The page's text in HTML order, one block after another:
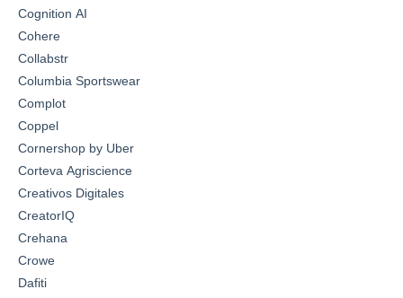
Cognition AI
Cohere
Collabstr
Columbia Sportswear
Complot
Coppel
Cornershop by Uber
Corteva Agriscience
Creativos Digitales
CreatorIQ
Crehana
Crowe
Dafiti